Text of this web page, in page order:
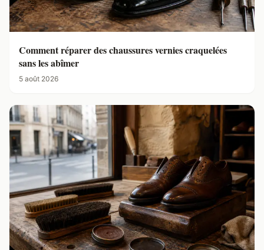
Comment réparer des chaussures vernies craquelées
sans les abîmer
5 août 2026